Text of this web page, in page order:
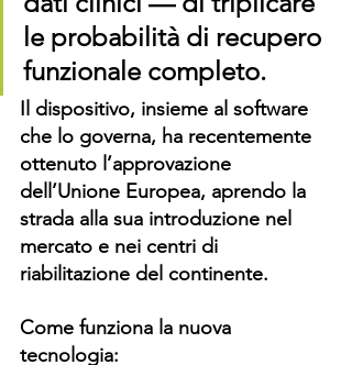
le probabilità di recupero
funzionale completo.
Il dispositivo, insieme al software
che lo governa, ha recentemente
ottenuto l’approvazione
dell’Unione Europea, aprendo la
strada alla sua introduzione nel
mercato e nei centri di
riabilitazione del continente.
Come funziona la nuova
tecnologia: